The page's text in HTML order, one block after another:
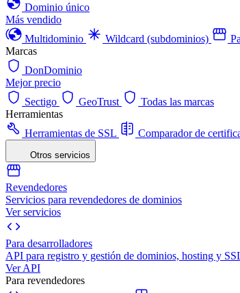
Dominio único
Más vendido
Multidominio
Wildcard (subdominios)
Marcas
DonDominio
Mejor precio
Sectigo
GeoTrust
Todas las marcas
Herramientas
Herramientas de SSL
Comparador de
Otros servicios
Revendedores
Servicios para revendedores de dominios
Ver servicios
Para desarrolladores
API para registro y gestión de dominios, hosting y
Ver API
Para revendedores